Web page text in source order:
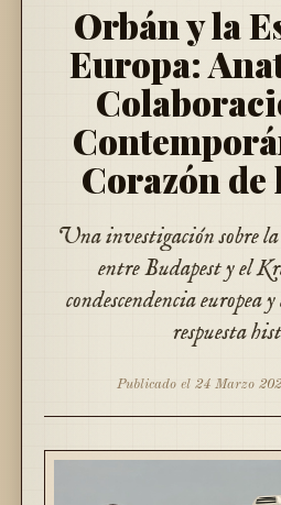
Orbán y la
Europa:
Corazón de
Una investigación sobre
entre Budapest y el
condescendencia europea
respuesta
Publicado el 24 Marzo